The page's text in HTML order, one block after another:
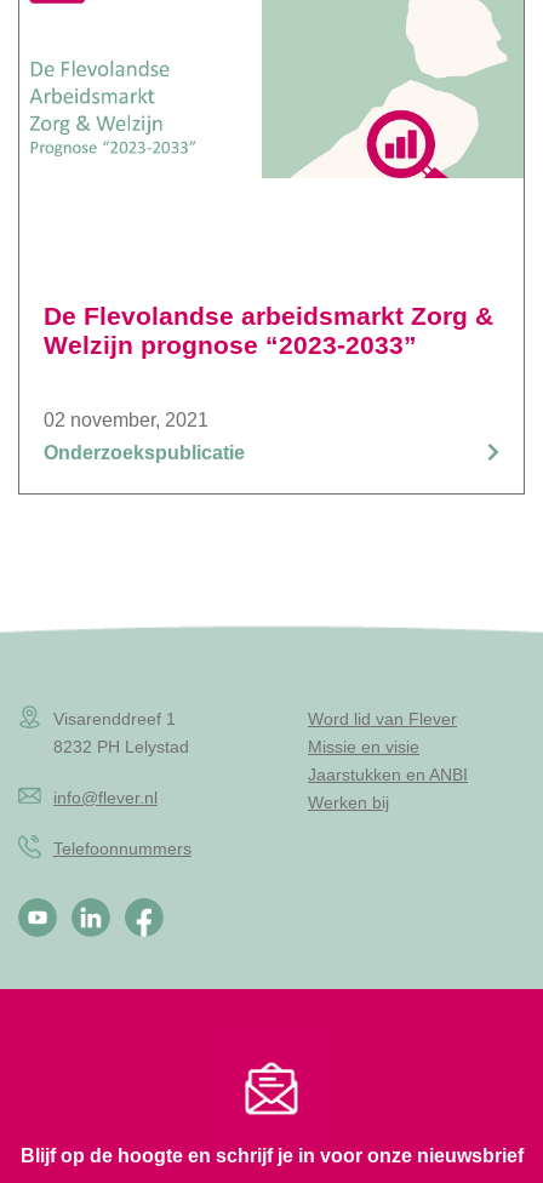
De Flevolandse arbeidsmarkt Zorg &
Welzijn prognose “2023-2033”
02 november, 2021
Onderzoekspublicatie
Visarenddreef 1
8232 PH Lelystad
info@flever.nl
Telefoonnummers
Word lid van Flever
Missie en visie
Jaarstukken en ANBI
Werken bij
Blijf op de hoogte en schrijf je in voor onze nieuwsbrief